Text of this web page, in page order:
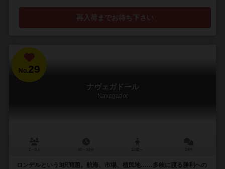
再入荷までお待ち下さい
No.29
ナヴェガドール
Navegador
ロンデルという3択問題。航海、市場、植民地……多岐に渡る勝利への